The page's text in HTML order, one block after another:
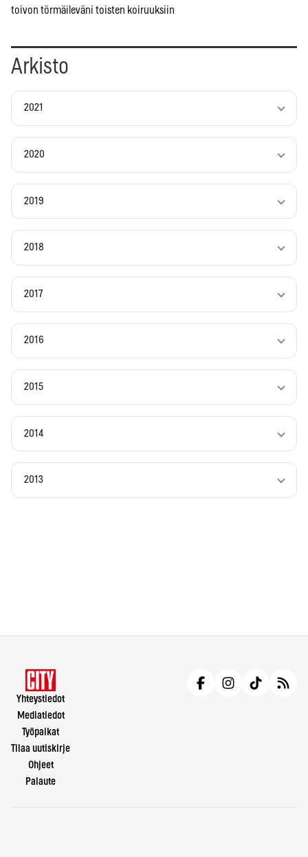
toivon törmäileväni toisten koiruuksiin
Arkisto
2021
2020
2019
2018
2017
2016
2015
2014
2013
Yhteystiedot
Mediatiedot
Työpaikat
Tilaa uutiskirje
Ohjeet
Palaute